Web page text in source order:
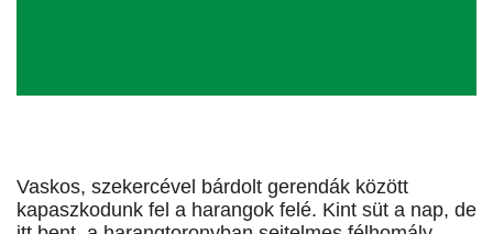
Vaskos, szekercével bárdolt gerendák között
kapaszkodunk fel a harangok felé. Kint süt a nap, de